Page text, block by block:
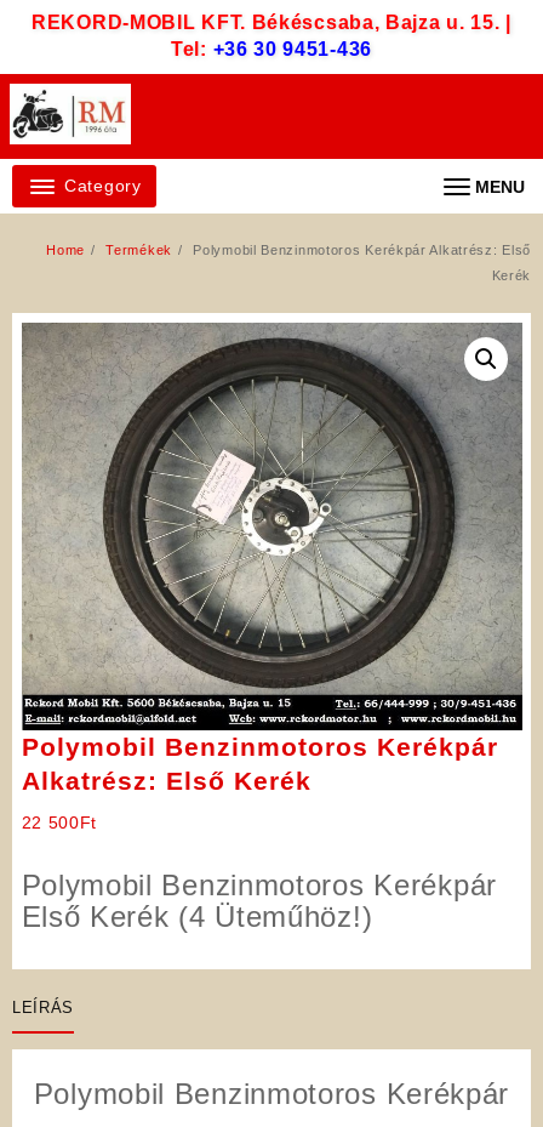
REKORD-MOBIL KFT. Békéscsaba, Bajza u. 15. |
Tel: +36 30 9451-436
Category MENU
Home Termékek
Polymobil Benzinmotoros Kerékpár Alkatrész: Első
Kerék
Polymobil Benzinmotoros Kerékpár
Alkatrész: Első Kerék
22 500Ft
Polymobil Benzinmotoros Kerékpár
Első Kerék (4 Üteműhöz!)
LEÍRÁS
Polymobil Benzinmotoros Kerékpár